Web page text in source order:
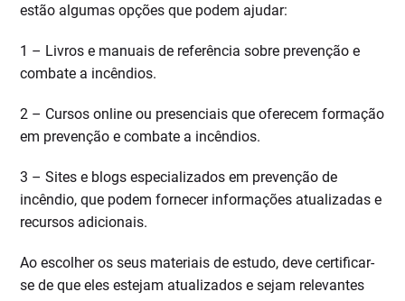
estão algumas opções que podem ajudar:
1 – Livros e manuais de referência sobre prevenção e
combate a incêndios.
2 – Cursos online ou presenciais que oferecem formação
em prevenção e combate a incêndios.
3 – Sites e blogs especializados em prevenção de
incêndio, que podem fornecer informações atualizadas e
recursos adicionais.
Ao escolher os seus materiais de estudo, deve certificar-
se de que eles estejam atualizados e sejam relevantes